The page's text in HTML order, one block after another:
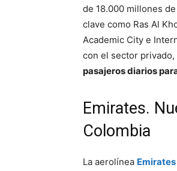
de 18.000 millones
clave como Ras Al
Academic City e
con el sector privado,
pasajeros diarios
Emirates.
Colombia
La aerolínea Emirates